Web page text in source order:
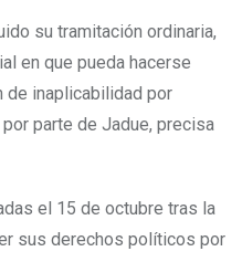
su tramitación ordinaria,
en que pueda hacerse
de inaplicabilidad por
parte de Jadue, precisa
el 15 de octubre tras la
sus derechos políticos por